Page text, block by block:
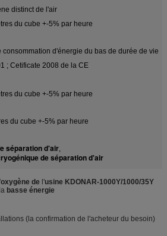
distinct de l'air
du cube +-5% par heure
consommation d'énergie du bas de durée de vie
; Cetificate 2008 de la CE
du cube +-5% par heure
du cube +-5% par heure
séparation d'air,
de séparation d'air
oxygène de l'usine KDONAR-1000Y/1000/35Y
la basse énergie
(la confirmation de l'acheteur du besoin)